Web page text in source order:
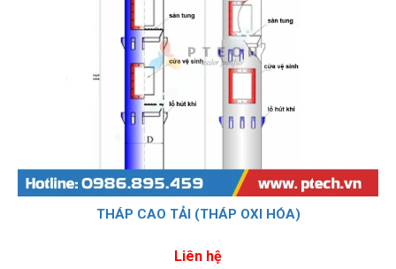
THÁP CAO TẢI (THÁP OXI HÓA)
Liên hệ